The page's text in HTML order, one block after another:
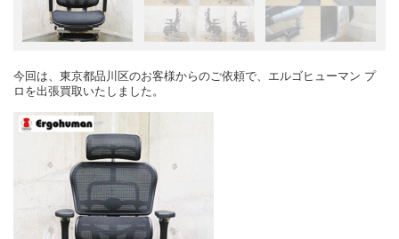
今回は、東京都品川区のお客様からのご依頼で、エルゴヒューマン プ
ロを出張買取いたしました。